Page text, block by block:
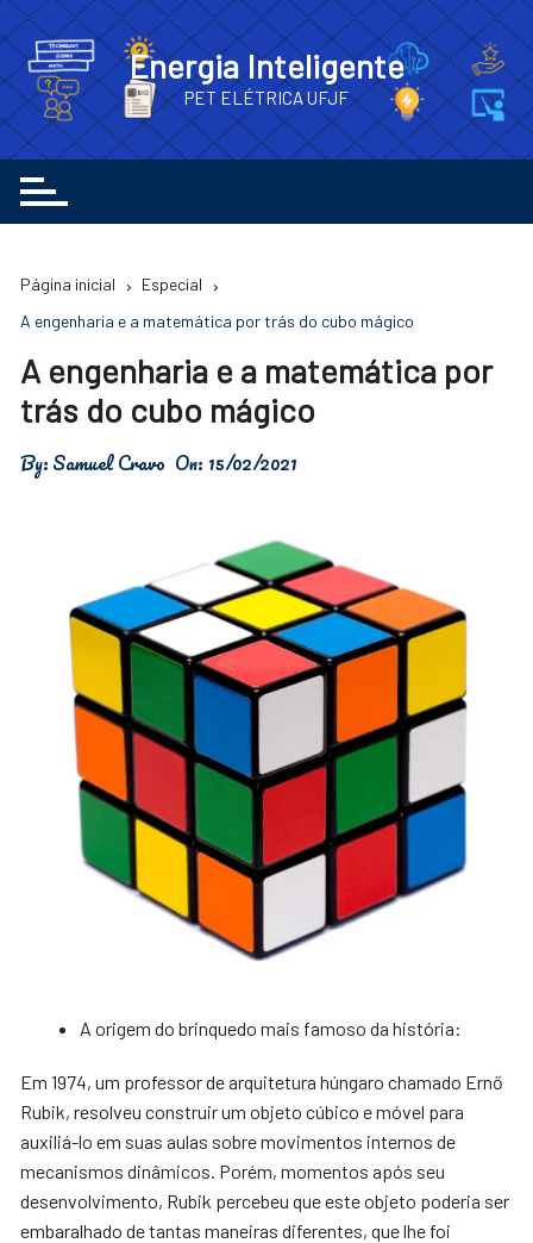
para
o
conteúdo
Energia Inteligente
PET ELÉTRICA UFJF
Página inicial
Especial
A engenharia e a matemática por trás do cubo mágico
A engenharia e a matemática por
trás do cubo mágico
By:Samuel Cravo On: 15/02/2021
A origem do brinquedo mais famoso da história:
Em 1974, um professor de arquitetura húngaro chamado Ernő
Rubik, resolveu construir um objeto cúbico e móvel para
auxiliá-lo em suas aulas sobre movimentos internos de
mecanismos dinâmicos. Porém, momentos após seu
desenvolvimento, Rubik percebeu que este objeto poderia ser
embaralhado de tantas maneiras diferentes, que lhe foi